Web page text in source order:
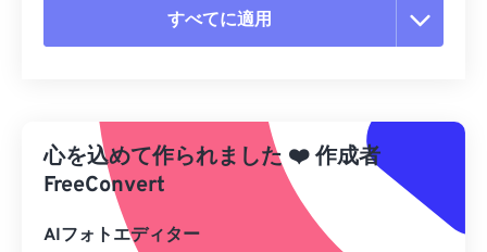
すべてに適用
プリセットから適用
プリセットとして保存
心を込めて作られました ❤️作成者
FreeConvert
AIフォトエディター